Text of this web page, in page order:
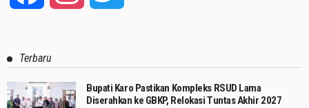
Terbaru
Bupati Karo Pastikan Kompleks RSUD Lama
Diserahkan ke GBKP, Relokasi Tuntas Akhir 2027